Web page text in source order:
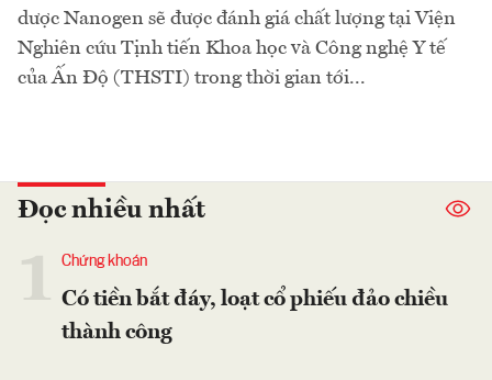
dược Nanogen sẽ được đánh giá chất lượng tại Viện
Nghiên cứu Tịnh tiến Khoa học và Công nghệ Y tế
của Ấn Độ (THSTI) trong thời gian tới...
Đọc nhiều nhất
Chứng khoán
Có tiền bắt đáy, loạt cổ phiếu đảo chiều
thành công